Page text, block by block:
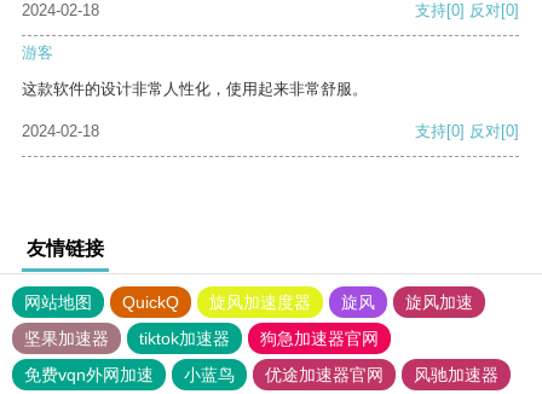
2024-02-18 支持[0] 反对[0]
游客
这款软件的设计非常人性化，使用起来非常舒服。
2024-02-18 支持[0] 反对[0]
友情链接
网站地图 QuickQ 旋风加速度器 旋风
旋风加速
坚果加速器
tiktok加速器
狗急加速器官网
免费vqn外网加速
小蓝鸟 优途加速器官网 风驰加速器